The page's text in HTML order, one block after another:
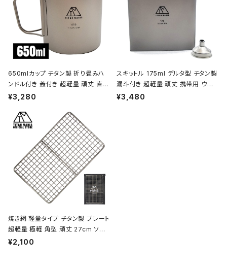
650mlカップ チタン製 折り畳みハ
ンドル付き 蓋付き 超軽量 頑丈 直火
OK シングルマグカップ クッカー ソ
トドア キャンプ用品 収納袋付き
¥3,280
スキットル 175ml デルタ型 チタン製
漏斗付き 超軽量 頑丈 携帯用 ウイ
スキー ボトル ヒップフラスコ 水筒 ソ
¥3,480
焼き網 軽量タイプ チタン製 プレート
超軽量 極軽 角型 頑丈 27cm ソロ
キャンプ BBQ バーベキュー アウト
¥2,100